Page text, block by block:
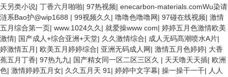
天另类小说| 丁香六月啪啪| 97热视频| enecarbon-materials.comWu染请
涟系Bao护@wip1688 | 99视频久久 | 噜噜色噜噜网| 97碰在线视频| 激情
五月综合第一页| www.1024久久 | 就爱操www com| 婷婷五月色激情欧美
激情| 国产成人+综合亚洲+天堂| 久久激情综合| 成人无码髙潮喷水A片|
婷激情五月 | 欧美五月婷婷综合| 亚洲无码成人网| 激情五月色婷婷| 大香
蕉五月丁香| 97热九九| 国产精女同一区二区三区久 | 天天噜天天插| 欧洲
色| 激情婷婷五月女| 久久五月天 91 | 婷婷中文字幕| 操一操干一干| 人人